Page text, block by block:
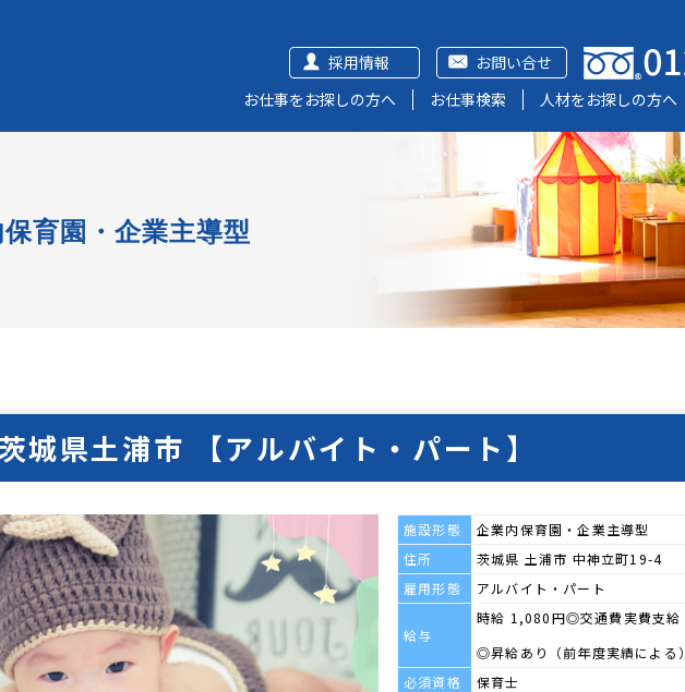
お問い合せ
採用情報
お仕事をお探しの方へ
お仕事検索 人材をお探しの方へ
育園・企業主導型
城県土浦市 【アルバイト・パート】
施設形態
企業内保育園・企業主導型
住所
茨城県 土浦市 中神立町19-4
雇用形態
アルバイト・パート
給与
時給 1,080円◎交通費実費支給
◎昇給あり（前年度実績による）
必須資格
保育士